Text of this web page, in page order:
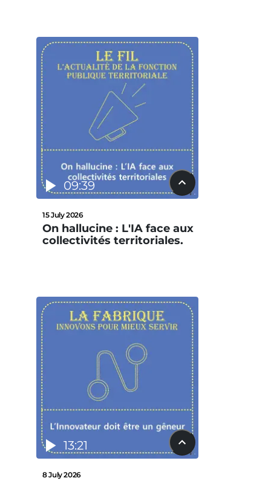
09:39
15 July 2026
On hallucine : L'IA face aux
collectivités territoriales.
13:21
8 July 2026